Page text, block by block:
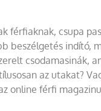
férfiaknak, csupa
beszélgetés indító,
csodamasinák,
az utakat?
online férfi